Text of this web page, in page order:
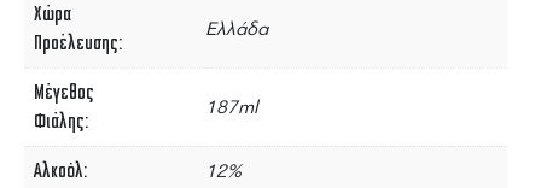
Χώρα
Προέλευσης
Ελλάδα
Μέγεθος
Φιάλης
187ml
Αλκοόλ 12%